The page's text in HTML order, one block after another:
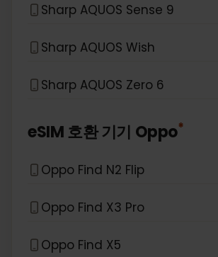
Sharp AQUOS Sense 9
Sharp AQUOS Wish
Sharp AQUOS Zero 6
eSIM 호환 기기 Oppo*
Oppo Find N2 Flip
Oppo Find X3 Pro
Oppo Find X5